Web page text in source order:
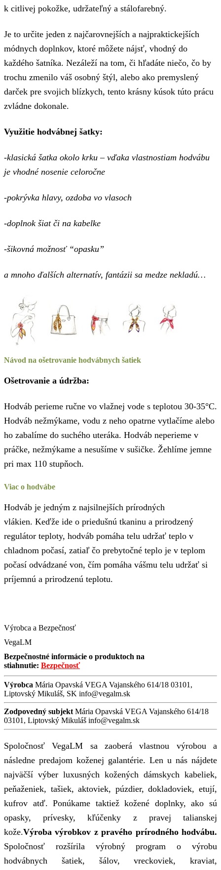
k citlivej pokožke, udržateľný a stálofarebný.
Je to určite jeden z najčarovnejších a najpraktickejších
módnych doplnkov, ktoré môžete nájsť, vhodný do
každého šatníka. Nezáleží na tom, či hľadáte niečo, čo by
trochu zmenilo váš osobný štýl, alebo ako premyslený
darček pre svojich blízkych, tento krásny kúsok túto prácu
zvládne dokonale.
Využitie hodvábnej šatky:
-klasická šatka okolo krku – vďaka vlastnostiam hodvábu
je vhodné nosenie celoročne
-pokrývka hlavy, ozdoba vo vlasoch
-doplnok šiat či na kabelke
-šikovná možnosť “opasku”
a mnoho ďalších alternatív, fantázii sa medze nekladú…
Návod na ošetrovanie hodvábnych šatiek
Ošetrovanie a údržba:
Hodváb perieme ručne vo vlažnej vode s teplotou 30-35°C.
Hodváb nežmýkame, vodu z neho opatrne vytlačíme alebo
ho zabalíme do suchého uteráka. Hodváb neperieme v
práčke, nežmýkame a nesušíme v sušičke. Žehlíme jemne
pri max 110 stupňoch.
Viac o hodvábe
Hodváb je jedným z najsilnejších prírodných
vlákien. Keďže ide o priedušnú tkaninu a prirodzený
regulátor teploty, hodváb pomáha telu udržať teplo v
chladnom počasí, zatiaľ čo prebytočné teplo je v teplom
počasí odvádzané von, čím pomáha vášmu telu udržať si
príjemnú a prirodzenú teplotu.
Výrobca a Bezpečnosť
VegaLM
Bezpečnostné informácie o produktoch na
stiahnutie: Bezpečnosť
Výrobca Mária Opavská VEGA Vajanského 614/18 03101,
Liptovský Mikuláš, SK info@vegalm.sk
Zodpovedný subjekt Mária Opavská VEGA Vajanského 614/18
03101, Liptovský Mikuláš info@vegalm.sk
Spoločnosť VegaLM sa zaoberá vlastnou výrobou a
následne predajom koženej galantérie. Len u nás nájdete
najväčší výber luxusných kožených dámskych kabeliek,
peňaženiek, tašiek, aktoviek, púzdier, dokladoviek, etují,
kufrov atď. Ponúkame taktiež kožené doplnky, ako sú
opasky, prívesky, kľúčenky z pravej talianskej
kože.Výroba výrobkov z pravého prírodného hodvábu.
Spoločnosť rozšírila výrobný program o výrobu
hodvábnych šatiek, šálov, vreckoviek, kraviat,